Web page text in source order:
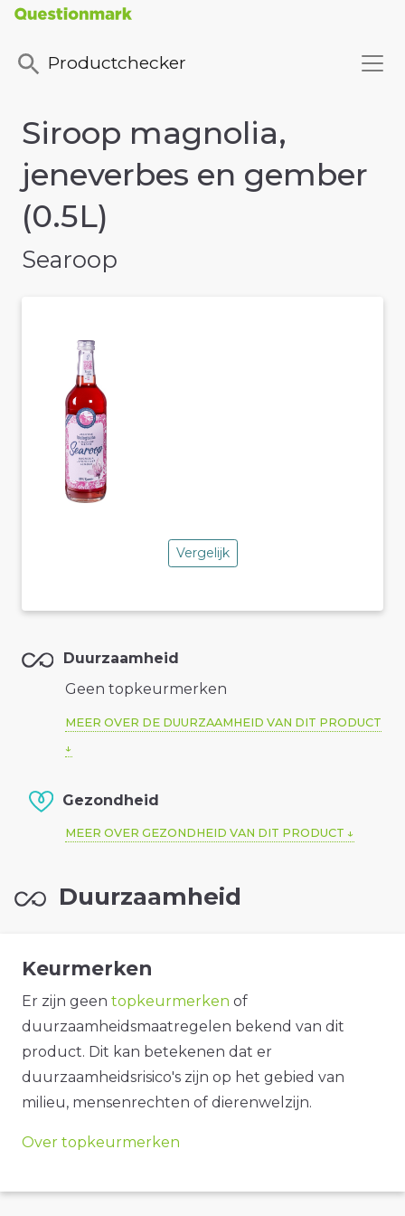
Productchecker
Siroop magnolia,
jeneverbes en gember
(0.5L)
Searoop
Vergelijk
Duurzaamheid
Geen topkeurmerken
MEER OVER DE DUURZAAMHEID VAN DIT PRODUCT
Gezondheid
MEER OVER GEZONDHEID VAN DIT PRODUCT
Duurzaamheid
Keurmerken
Er zijn geen topkeurmerken of
duurzaamheidsmaatregelen bekend van dit
product. Dit kan betekenen dat er
duurzaamheidsrisico's zijn op het gebied van
milieu, mensenrechten of dierenwelzijn.
Over topkeurmerken